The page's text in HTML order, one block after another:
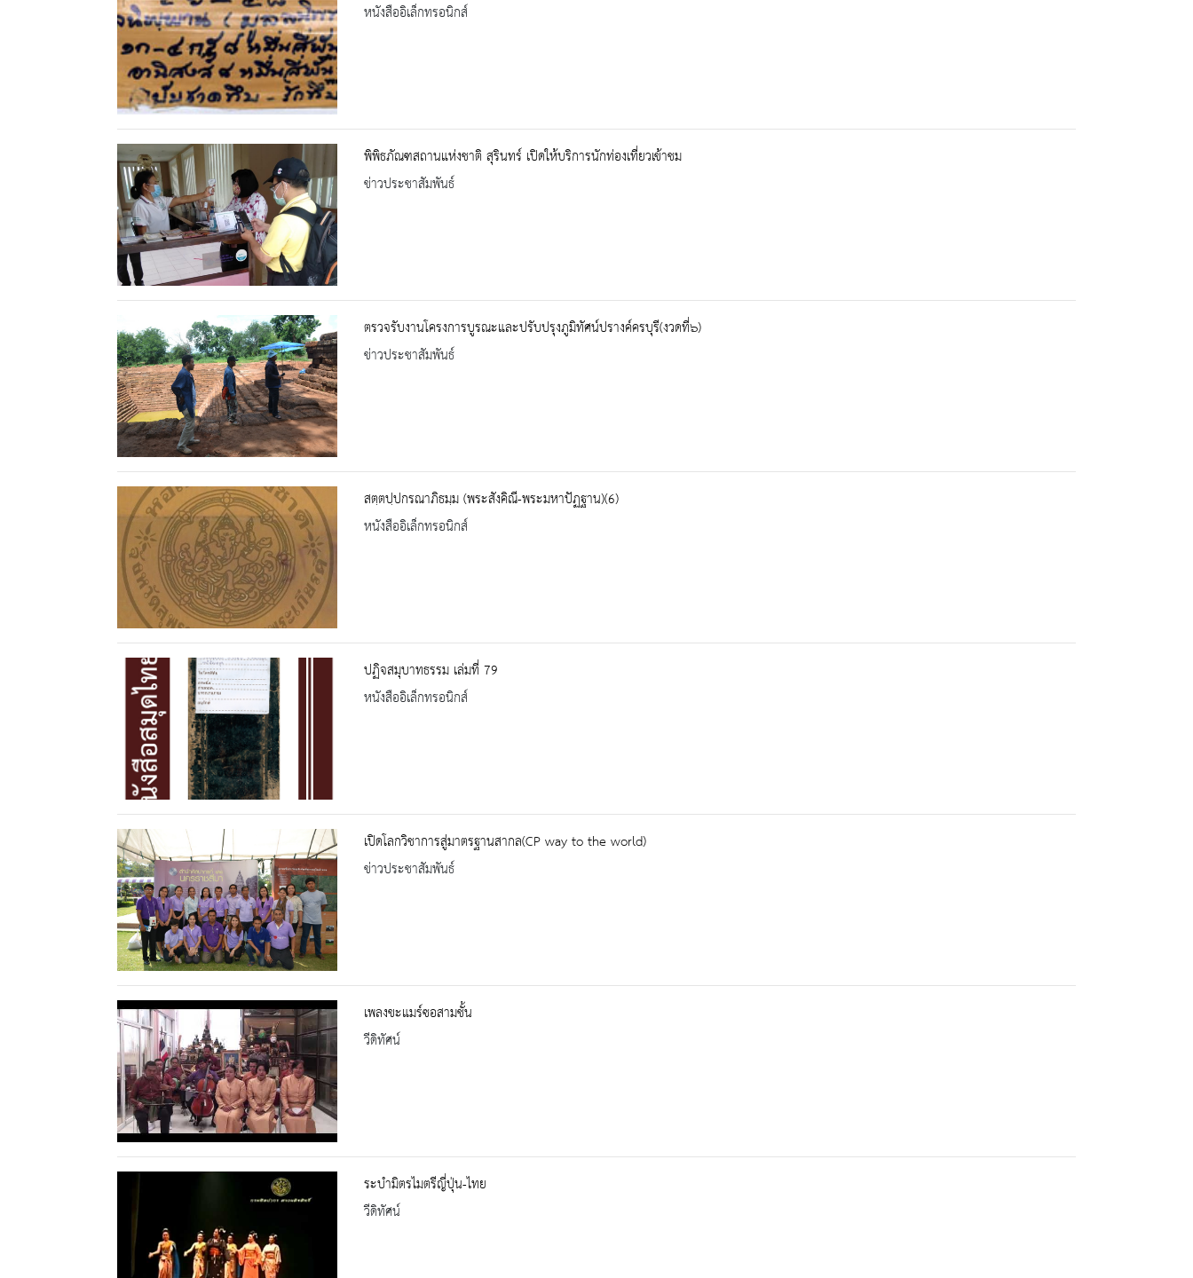
หนังสืออิเล็กทรอนิกส์
พิพิธภัณฑสถานแห่งชาติ สุรินทร์ เปิดให้บริการนักท่องเที่ยวเข้าชม
ข่าวประชาสัมพันธ์
ตรวจรับงานโครงการบูรณะและปรับปรุงภูมิทัศน์ปรางค์ครบุรี(งวดที่๖)
ข่าวประชาสัมพันธ์
สตฺตปฺปกรณาภิธมฺม (พระสังคิณี-พระมหาปัฏฐาน)(6)
หนังสืออิเล็กทรอนิกส์
ปฏิจสมุบาทธรรม เล่มที่ 79
หนังสืออิเล็กทรอนิกส์
เปิดโลกวิชาการสู่มาตรฐานสากล(CP way to the world)
ข่าวประชาสัมพันธ์
เพลงขะแมร์ซอสามชั้น
วีดิทัศน์
ระบำมิตรไมตรีญี่ปุ่น-ไทย
วีดิทัศน์